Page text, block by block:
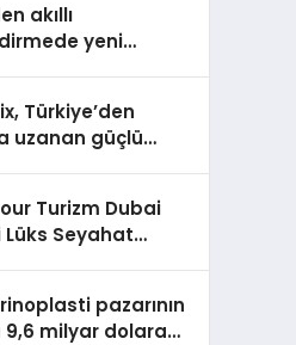
akıllı
yeni
Türkiye’den
uzanan güçlü
Turizm Dubai
Lüks Seyahat
pazarının
9,6 milyar dolara